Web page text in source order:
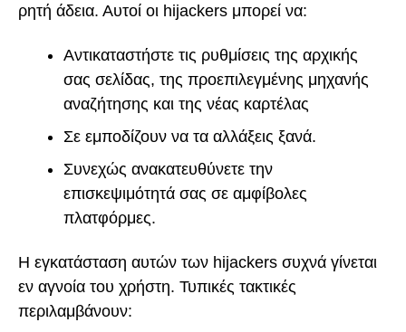
ρητή άδεια. Αυτοί οι hijackers μπορεί να:
Αντικαταστήστε τις ρυθμίσεις της αρχικής
σας σελίδας, της προεπιλεγμένης μηχανής
αναζήτησης και της νέας καρτέλας
Σε εμποδίζουν να τα αλλάξεις ξανά.
Συνεχώς ανακατευθύνετε την
επισκεψιμότητά σας σε αμφίβολες
πλατφόρμες.
Η εγκατάσταση αυτών των hijackers συχνά γίνεται
εν αγνοία του χρήστη. Τυπικές τακτικές
περιλαμβάνουν: